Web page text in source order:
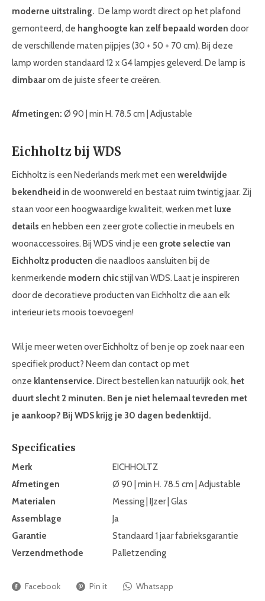
moderne uitstraling. De lamp wordt direct op het plafond
gemonteerd, de hanghoogte kan zelf bepaald worden door
de verschillende maten pijpjes (30 + 50 + 70 cm). Bij deze
lamp worden standaard 12 x G4 lampjes geleverd. De lamp is
dimbaarom de juiste sfeer te creëren.
Afmetingen: Ø 90 | min H. 78.5 cm | Adjustable
Eichholtz bij WDS
Eichholtz is een Nederlands merk met een wereldwijde
bekendheid in de woonwereld en bestaat ruim twintig jaar. Zij
staan voor een hoogwaardige kwaliteit, werken met luxe
details en hebben een zeer grote collectie in meubels en
woonaccessoires. Bij WDS vind je een grote selectie van
Eichholtz producten die naadloos aansluiten bij de
kenmerkende modern chicstijl van WDS. Laat je inspireren
door de decoratieve producten van Eichholtz die aan elk
interieur iets moois toevoegen!
Wil je meer weten over Eichholtz of ben je op zoek naar een
specifiek product? Neem dan contact op met
onze klantenservice. Direct bestellen kan natuurlijk ook, het
duurt slecht 2 minuten. Ben je niet helemaal tevreden met
je aankoop? Bij WDS krijg je 30 dagen bedenktijd.
Specificaties
Merk
EICHHOLTZ
Afmetingen
Ø 90 | min H. 78.5 cm | Adjustable
Materialen
Messing | IJzer | Glas
Assemblage
Ja
Garantie
Standaard 1 jaar fabrieksgarantie
Verzendmethode
Palletzending
Facebook Pin it Whatsapp